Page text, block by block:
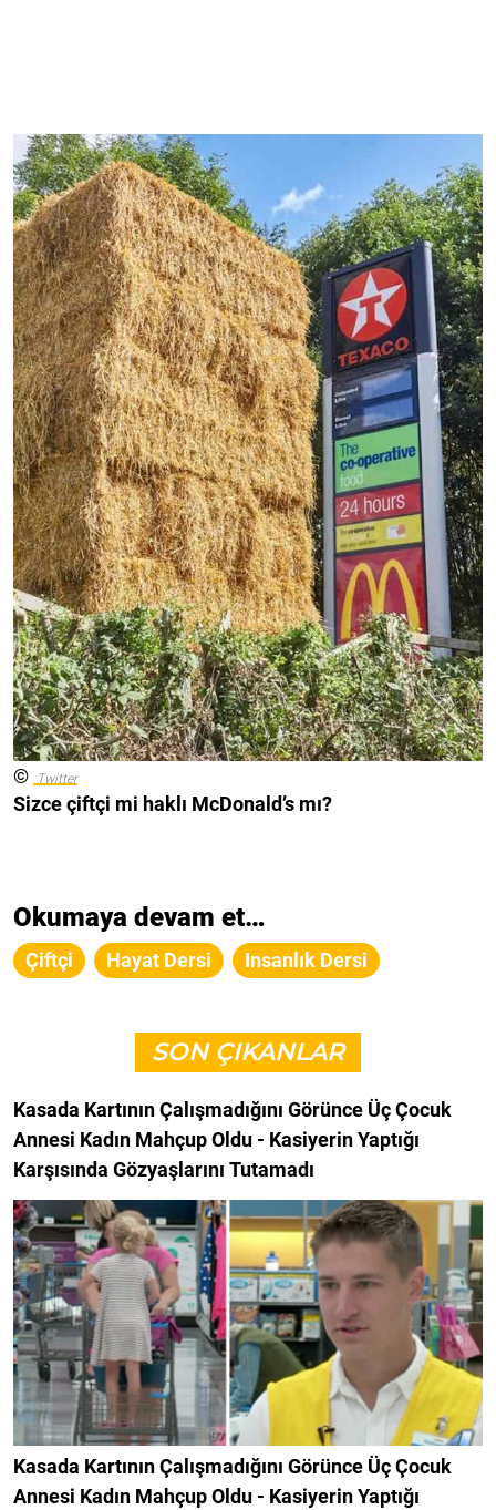
© Twitter
Sizce çiftçi mi haklı McDonald’s mı?
Okumaya devam et…
Çiftçi Hayat Dersi Insanlık Dersi
SON ÇIKANLAR
Kasada Kartının Çalışmadığını Görünce Üç Çocuk
Annesi Kadın Mahçup Oldu - Kasiyerin Yaptığı
Karşısında Gözyaşlarını Tutamadı
Kasada Kartının Çalışmadığını Görünce Üç Çocuk
Annesi Kadın Mahçup Oldu - Kasiyerin Yaptığı